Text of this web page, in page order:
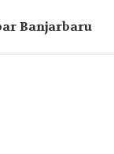
Banjarbaru